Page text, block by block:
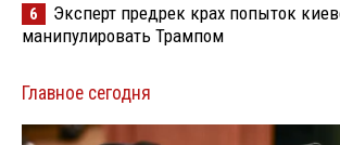
6
Эксперт предрек крах попыток
манипулировать Трампом
Главное сегодня